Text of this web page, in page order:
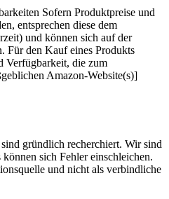
Sofern Produktpreise und
entsprechen diese dem
und können sich auf der
Für den Kauf eines Produkts
Verfügbarkeit, die zum
Amazon-Website(s)]
gründlich recherchiert. Wir sind
sich Fehler einschleichen.
und nicht als verbindliche